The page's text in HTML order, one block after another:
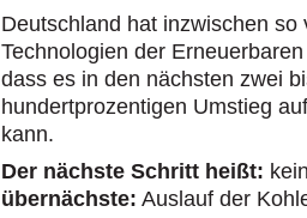
Deutschland hat inzwischen
Technologien der
dass es in den nächsten zwei
hundertprozentigen Umstieg
kann.
Der nächste Schritt heißt:
übernächste: Auslauf der